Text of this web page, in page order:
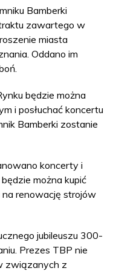
Bamberki
zawartego w
miasta
Oddano im
będzie można
i posłuchać koncertu
Bamberki zostanie
koncerty i
można kupić
renowację strojów
jubileuszu 300-
Prezes TBP nie
związanych z